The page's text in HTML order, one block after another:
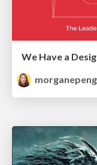
We Have a
morganepeng